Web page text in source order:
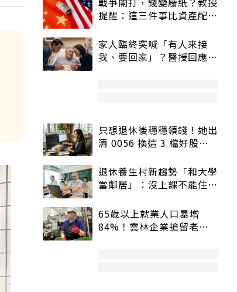
提醒：這三件事比資產配置
家人臨終突喊「有人來接
我、要回家」？醫授回應方
只想退休後穩穩領錢！她出
清 0056 換這 3 檔好股：
退休養生村新趨勢「和大學
當鄰居」：沒上課不能住、
65歲以上就業人口暴增
84%！雲林企業搶留老員